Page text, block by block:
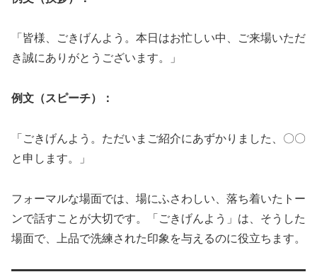
「皆様、ごきげんよう。本日はお忙しい中、ご来場いただ
き誠にありがとうございます。」
例文（スピーチ）：
「ごきげんよう。ただいまご紹介にあずかりました、〇〇
と申します。」
フォーマルな場面では、場にふさわしい、落ち着いたトー
ンで話すことが大切です。「ごきげんよう」は、そうした
場面で、上品で洗練された印象を与えるのに役立ちます。